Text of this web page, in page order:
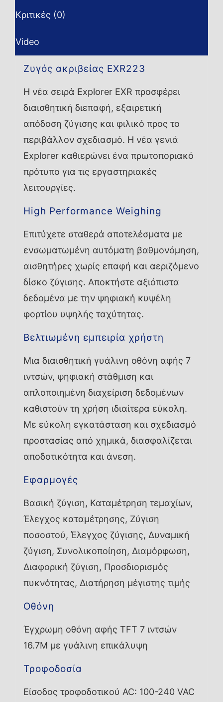
Κριτικές (0)
Video
Ζυγός ακριβείας EXR223
Η νέα σειρά Explorer EXR προσφέρει
διαισθητική διεπαφή, εξαιρετική
απόδοση ζύγισης και φιλικό προς το
περιβάλλον σχεδιασμό. Η νέα γενιά
Explorer καθιερώνει ένα πρωτοποριακό
πρότυπο για τις εργαστηριακές
λειτουργίες.
High Performance Weighing
Επιτύχετε σταθερά αποτελέσματα με
ενσωματωμένη αυτόματη βαθμονόμηση,
αισθητήρες χωρίς επαφή και αεριζόμενο
δίσκο ζύγισης. Αποκτήστε αξιόπιστα
δεδομένα με την ψηφιακή κυψέλη
φορτίου υψηλής ταχύτητας.
Βελτιωμένη εμπειρία χρήστη
Μια διαισθητική γυάλινη οθόνη αφής 7
ιντσών, ψηφιακή στάθμιση και
απλοποιημένη διαχείριση δεδομένων
καθιστούν τη χρήση ιδιαίτερα εύκολη.
Με εύκολη εγκατάσταση και σχεδιασμό
προστασίας από χημικά, διασφαλίζεται
αποδοτικότητα και άνεση.
Εφαρμογές
Βασική ζύγιση, Καταμέτρηση τεμαχίων,
Έλεγχος καταμέτρησης, Ζύγιση
ποσοστού, Έλεγχος ζύγισης, Δυναμική
ζύγιση, Συνολικοποίηση, Διαμόρφωση,
Διαφορική ζύγιση, Προσδιορισμός
πυκνότητας, Διατήρηση μέγιστης τιμής
Οθόνη
Έγχρωμη οθόνη αφής TFT 7 ιντσών
16.7M με γυάλινη επικάλυψη
Τροφοδοσία
Είσοδος τροφοδοτικού AC: 100-240 VAC